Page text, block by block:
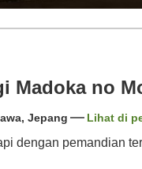
Madoka no
Jepang Lihat di
dengan pemandian